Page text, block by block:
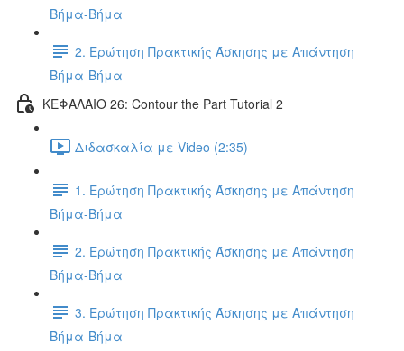
Βήμα-Βήμα
2. Ερώτηση Πρακτικής Άσκησης με Απάντηση
Βήμα-Βήμα
ΚΕΦΑΛΑΙΟ 26: Contour the Part Tutorial 2
Διδασκαλία με Video (2:35)
1. Ερώτηση Πρακτικής Άσκησης με Απάντηση
Βήμα-Βήμα
2. Ερώτηση Πρακτικής Άσκησης με Απάντηση
Βήμα-Βήμα
3. Ερώτηση Πρακτικής Άσκησης με Απάντηση
Βήμα-Βήμα